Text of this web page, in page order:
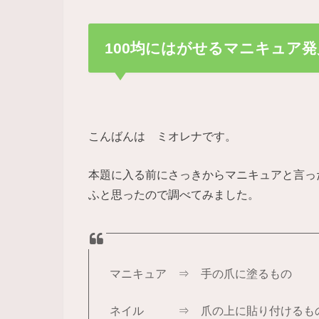
100均にはがせるマニキュア
こんばんは ミオレナです。
本題に入る前にさっきからマニキュアと言
ふと思ったので調べてみました。
マニキュア ⇒ 手の爪に塗るもの
ネイル ⇒ 爪の上に貼り付けるも